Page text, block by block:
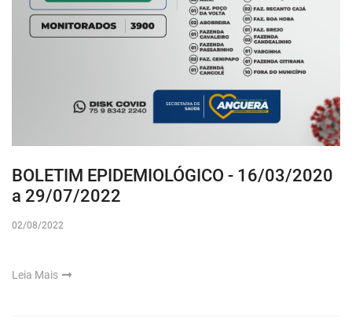
BOLETIM EPIDEMIOLÓGICO - 16/03/2020
a 29/07/2022
02/08/2022
Leia Mais